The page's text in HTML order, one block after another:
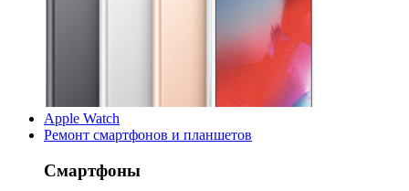
Apple Watch
Ремонт смартфонов и планшетов
Смартфоны